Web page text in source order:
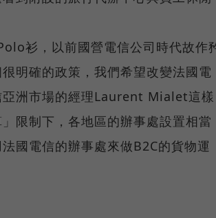
衫，以前國營電信公司時代故作
明確的政策，我們希望改變法國電
亞洲市場的經理Laurent Mialet這樣
限制下，各地區的辦事處設置相當
國電信的辦事處來做B2C的貨物運